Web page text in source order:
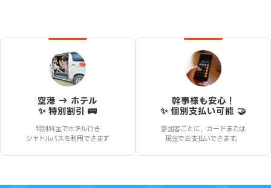
空港 → ホテル
✨ 特別割引 🚌
特別料金でホテル行き
シャトルバスを利用できます
幹事様も安心！
✨ 個別支払い可能 🤝
参加者ごとに、カードまたは
現金でお支払いできます。